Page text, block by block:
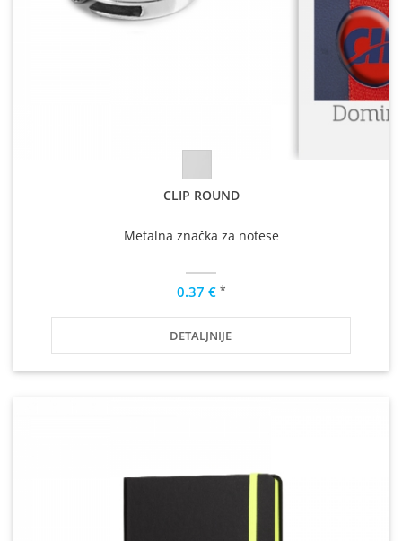
CLIP ROUND
Metalna značka za notese
0.37 € *
DETALJNIJE